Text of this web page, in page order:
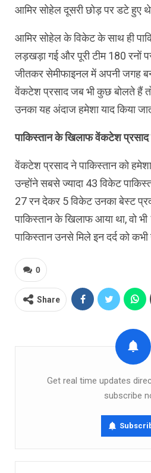
आमिर सोहेल दूसरी छोड़ पर डटे हुए
आमिर सोहेल के विकेट के साथ ही
लड़खड़ा गई और पूरी टीम 180 रनों
जीतकर सेमीफाइनल में अपनी जगह
वेंकटेश प्रसाद जब भी कुछ बोलते हैं
उनका यह अंदाज हमेशा याद किया
पाकिस्तान के खिलाफ वेंकटेश प्रसाद
वेंकटेश प्रसाद ने पाकिस्तान को
उन्होंने सबसे ज्यादा 43 विकेट
27 रन देकर 5 विकेट उनका बेस्ट
पाकिस्तान के खिलाफ आया था, वो
पाकिस्तान उनसे मिले इन दर्द को कभी
0
Share
Get real time updates
subscribe